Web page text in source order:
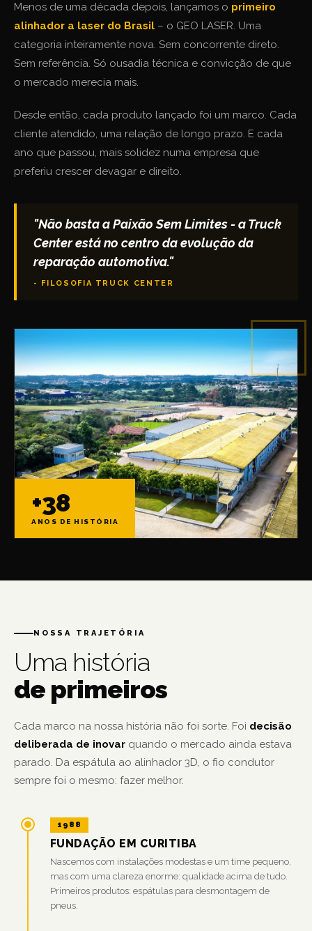
Menos de uma década depois, lançamos o primeiro
alinhador a laser do Brasil – o GEO LASER. Uma
categoria inteiramente nova. Sem concorrente direto.
Sem referência. Só ousadia técnica e convicção de que
o mercado merecia mais.
Desde então, cada produto lançado foi um marco. Cada
cliente atendido, uma relação de longo prazo. E cada
ano que passou, mais solidez numa empresa que
preferiu crescer devagar e direito.
"Não basta a Paixão Sem Limites - a Truck
Center está no centro da evolução da
reparação automotiva."
- FILOSOFIA TRUCK CENTER
+38
ANOS DE HISTÓRIA
NOSSA TRAJETÓRIA
Uma história
de primeiros
Cada marco na nossa história não foi sorte. Foi decisão
deliberada de inovar quando o mercado ainda estava
parado. Da espátula ao alinhador 3D, o fio condutor
sempre foi o mesmo: fazer melhor.
1988
FUNDAÇÃO EM CURITIBA
Nascemos com instalações modestas e um time pequeno,
mas com uma clareza enorme: qualidade acima de tudo.
Primeiros produtos: espátulas para desmontagem de
pneus.